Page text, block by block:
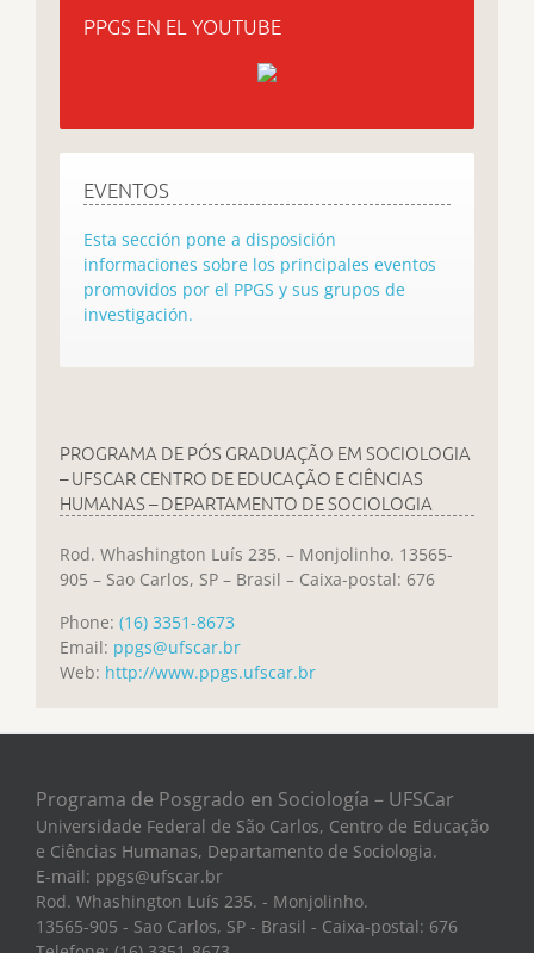
PPGS EN EL YOUTUBE
EVENTOS
Esta sección pone a disposición
informaciones sobre los principales eventos
promovidos por el PPGS y sus grupos de
investigación.
PROGRAMA DE PÓS GRADUAÇÃO EM SOCIOLOGIA
– UFSCAR CENTRO DE EDUCAÇÃO E CIÊNCIAS
HUMANAS – DEPARTAMENTO DE SOCIOLOGIA
Rod. Whashington Luís 235. – Monjolinho. 13565-
905 – Sao Carlos, SP – Brasil – Caixa-postal: 676
Phone: (16) 3351-8673
Email: ppgs@ufscar.br
Web: http://www.ppgs.ufscar.br
Programa de Posgrado en Sociología – UFSCar
Universidade Federal de São Carlos, Centro de Educação
e Ciências Humanas, Departamento de Sociologia.
E-mail: ppgs@ufscar.br
Rod. Whashington Luís 235. - Monjolinho.
13565-905 - Sao Carlos, SP - Brasil - Caixa-postal: 676